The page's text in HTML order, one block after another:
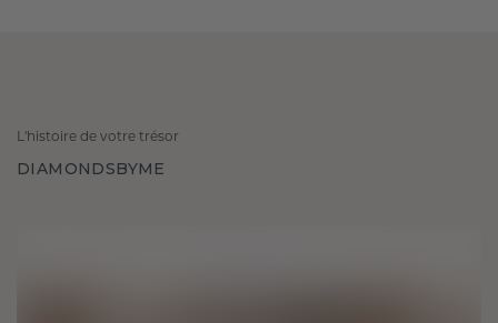
L'histoire de votre trésor
DIAMONDSBYME